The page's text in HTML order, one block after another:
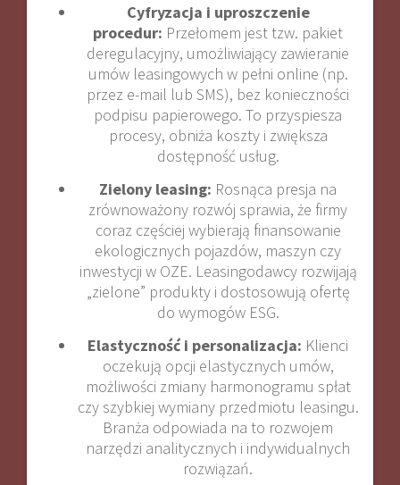
Cyfryzacja i uproszczenie
procedur: Przełomem jest tzw. pakiet
deregulacyjny, umożliwiający zawieranie
umów leasingowych w pełni online (np.
przez e-mail lub SMS), bez konieczności
podpisu papierowego. To przyspiesza
procesy, obniża koszty i zwiększa
dostępność usług.
Zielony leasing: Rosnąca presja na
zrównoważony rozwój sprawia, że firmy
coraz częściej wybierają finansowanie
ekologicznych pojazdów, maszyn czy
inwestycji w OZE. Leasingodawcy rozwijają
„zielone” produkty i dostosowują ofertę
do wymogów ESG.
Elastyczność i personalizacja: Klienci
oczekują opcji elastycznych umów,
możliwości zmiany harmonogramu spłat
czy szybkiej wymiany przedmiotu leasingu.
Branża odpowiada na to rozwojem
narzędzi analitycznych i indywidualnych
rozwiązań.